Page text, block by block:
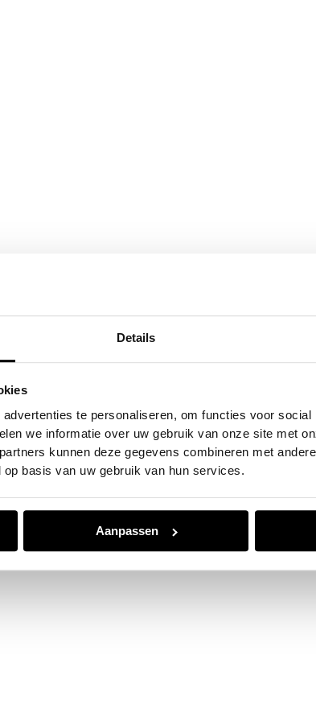
Details
te personaliseren, om functies voor
we informatie over uw gebruik van onze site met
kunnen deze gegevens combineren met
basis van uw gebruik van hun services.
Aanpassen
has occurred while loadingwww.jvk.nl(see the